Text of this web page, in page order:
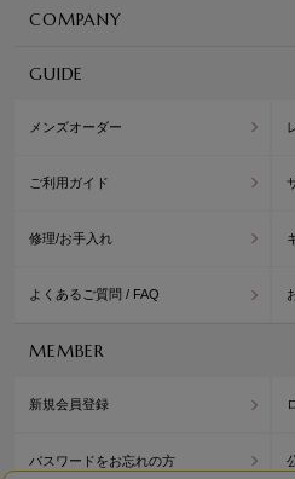
COMPANY
GUIDE
メンズオーダー
ご利用ガイド
修理/お手入れ
よくあるご質問 / FAQ
MEMBER
新規会員登録
パスワードをお忘れの方